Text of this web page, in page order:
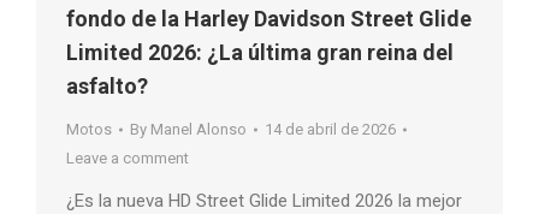
fondo de la Harley Davidson Street Glide
Limited 2026: ¿La última gran reina del
asfalto?
Motos By Manel Alonso
14 de abril de 2026
Leave a comment
¿Es la nueva HD Street Glide Limited 2026 la mejor